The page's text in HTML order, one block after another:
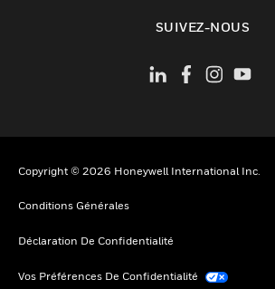
SUIVEZ-NOUS
Copyright © 2026 Honeywell International Inc.
Conditions Générales
Déclaration De Confidentialité
Vos Préférences De Confidentialité